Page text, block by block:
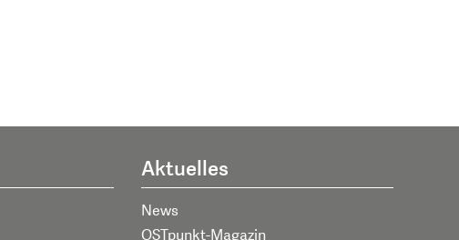
Aktuelles
News
OSTpunkt-Magazin